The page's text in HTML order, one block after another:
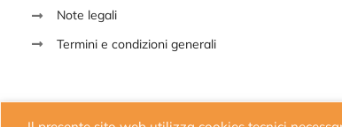
Note legali
Termini e condizioni generali